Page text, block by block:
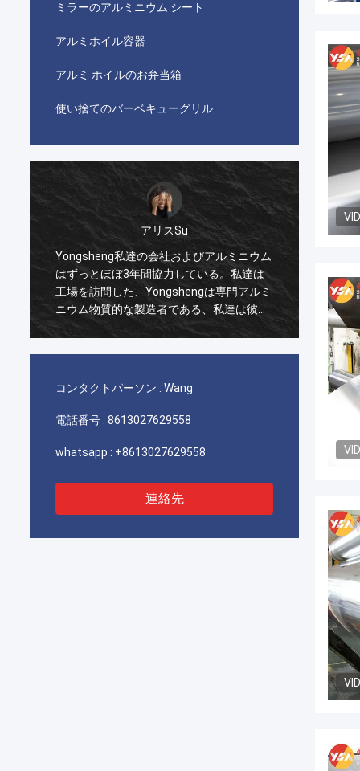
ミラーのアルミニウム シート
アルミホイル容器
アルミ ホイルのお弁当箱
使い捨てのバーベキューグリル
社およびアルミニウム
協力している。私達は
は専門アルミ
者である、私達は彼ら
ム ストリップを購入し
私達はYongshengアルミニウムか
ミニウム円を購入し、ガーナにそ
荷する。私達は2年間非常に協力的
を維持し、毎月出荷しなければな
協同の過程において、あらゆるリ
常に有効であり、アカウント・マ
ーは私達が問題をすぐに解決する
る。私達は信頼できる製造者を見
常に幸せである。
コンタクトパーソン : Wang
電話番号 : 8613027629558
whatsapp : +8613027629558
連絡先